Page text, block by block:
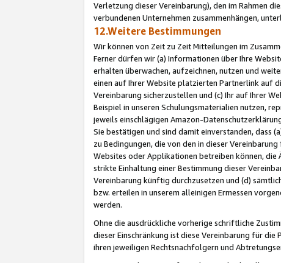
Verletzung dieser Vereinbarung), den im Rahmen
verbundenen Unternehmen zusammenhängen,
12.Weitere Bestimmungen
Wir können von Zeit zu Zeit Mitteilungen im
Ferner dürfen wir (a) Informationen über Ihre
erhalten überwachen, aufzeichnen, nutzen und
einen auf Ihrer Website platzierten Partnerlink auf
Vereinbarung sicherzustellen und (c) Ihr auf Ihrer
Beispiel in unseren Schulungsmaterialien nutzen,
jeweils einschlägigen Amazon-
Sie bestätigen und sind damit einverstanden, dass
zu Bedingungen, die von den in dieser
Websites oder Applikationen betreiben können, die
strikte Einhaltung einer Bestimmung dieser
Vereinbarung künftig durchzusetzen und (d)
bzw. erteilen in unserem alleinigen Ermessen
werden.
Ohne die ausdrückliche vorherige schriftliche
dieser Einschränkung ist diese Vereinbarung für
ihren jeweiligen Rechtsnachfolgern und